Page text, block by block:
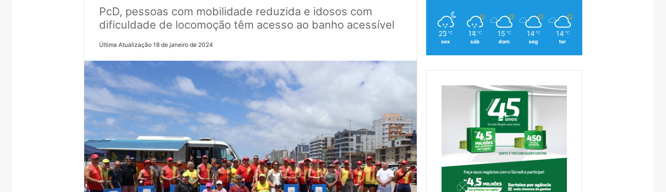
PcD, pessoas com mobilidade reduzida e idosos com
dificuldade de locomoção têm acesso ao banho acessível
Última Atualização 18 de janeiro de 2024
23 ℃
sex
14 ℃
sáb
15 ℃
dom
14 ℃
seg
14 ℃
ter